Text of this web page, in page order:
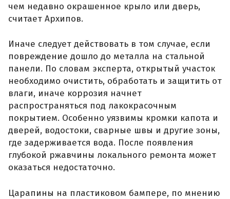
чем недавно окрашенное крыло или дверь,
считает Архипов.
Иначе следует действовать в том случае, если
повреждение дошло до металла на стальной
панели. По словам эксперта, открытый участок
необходимо очистить, обработать и защитить от
влаги, иначе коррозия начнет
распространяться под лакокрасочным
покрытием. Особенно уязвимы кромки капота и
дверей, водостоки, сварные швы и другие зоны,
где задерживается вода. После появления
глубокой ржавчины локального ремонта может
оказаться недостаточно.
Царапины на пластиковом бампере, по мнению